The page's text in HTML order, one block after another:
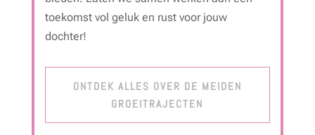
toekomst vol geluk en rust voor jouw
dochter!
ONTDEK ALLES OVER DE MEIDEN
GROEITRAJECTEN